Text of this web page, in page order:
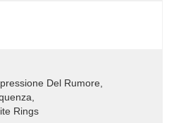
Del Rumore
Rings